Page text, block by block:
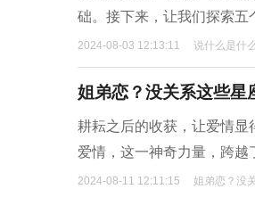
础。接下来，让我们探索
2024-08-03 12:13:11 说什么是什
姐弟恋？没关系这些星
耕耘之后的收获，让爱情显
爱情，这一神奇力量，跨
2024-08-11 12:11:15 姐弟恋？没